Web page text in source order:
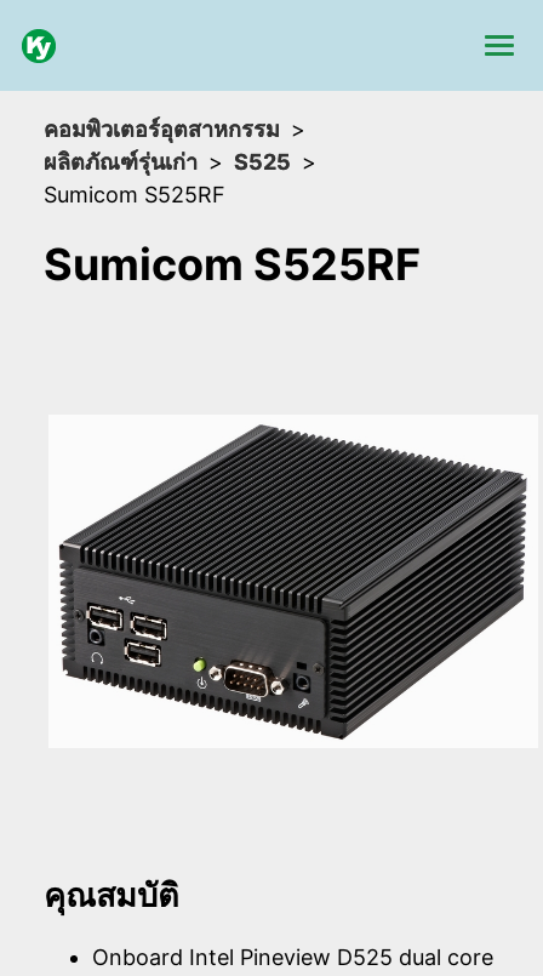
คอมพิวเตอร์อุตสาหกรรม
ผลิตภัณฑ์รุ่นเก่า
S525
Sumicom S525RF
Sumicom S525RF
คุณสมบัติ
Onboard Intel Pineview D525 dual core